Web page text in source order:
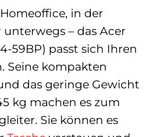
in der
– das Acer
59BP) passt sich Ihren
Seine kompakten
das geringe Gewicht
kg machen es zum
Sie können es